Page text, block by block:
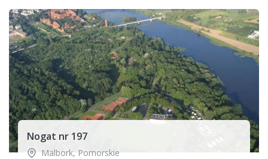
Nogat nr 197
Malbork, Pomorskie